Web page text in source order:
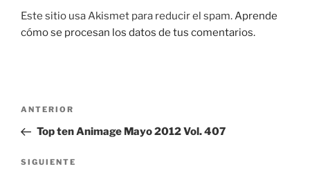
Este sitio usa Akismet para reducir el spam.Aprende
cómo se procesan los datos de tus comentarios.
Navegación
entradas
Entrada
anterior:
ANTERIOR
Top ten Animage Mayo 2012 Vol. 407
Siguiente
SIGUIENTE